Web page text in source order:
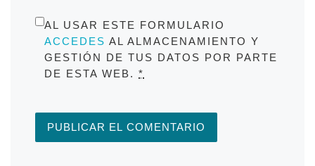
AL USAR ESTE FORMULARIO
ACCEDES AL ALMACENAMIENTO Y
GESTIÓN DE TUS DATOS POR PARTE
DE ESTA WEB. *